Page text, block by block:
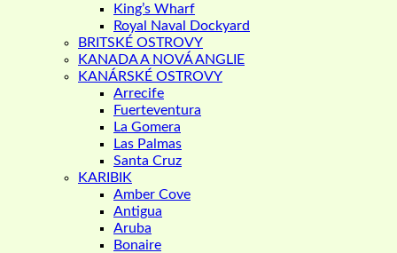
King’s Wharf
Royal Naval Dockyard
BRITSKÉ OSTROVY
KANADA A NOVÁ ANGLIE
KANÁRSKÉ OSTROVY
Arrecife
Fuerteventura
La Gomera
Las Palmas
Santa Cruz
KARIBIK
Amber Cove
Antigua
Aruba
Bonaire